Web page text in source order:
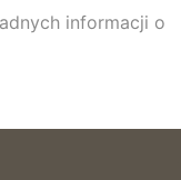
informacji o